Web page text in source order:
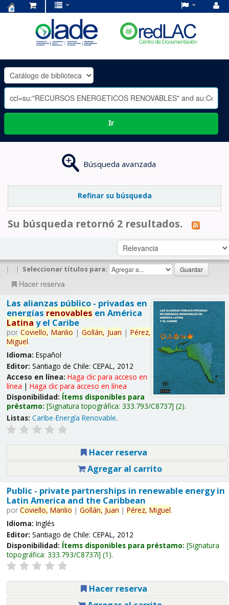
OLADE
-
Ir
Búsqueda avanzada
Refinar su búsqueda
Su búsqueda retornó 2 resultados.
| | Seleccionar títulos para:
Hacer reserva
Las alianzas público - privadas en
energías renovables en América
Latina y el Caribe
por Coviello, Manlio | Gollán, Juan | Pérez,
Miguel.
Idioma: Español
Editor: Santiago de Chile: CEPAL, 2012
Acceso en línea: Haga clic para acceso en
línea | Haga clic para acceso en línea
Disponibilidad: Ítems disponibles para
préstamo: Signatura topográfica: 333.793/C8737 (2).
Listas: Caribe-Energía Renovable.
Hacer reserva
Agregar al carrito
Public - private partnerships in renewable energy in
Latin America and the Caribbean
por Coviello, Manlio | Gollán, Juan | Pérez, Miguel.
Idioma: Inglés
Editor: Santiago de Chile: CEPAL, 2012
Disponibilidad: Ítems disponibles para préstamo: Signatura
topográfica: 333.793/C8737i (1).
Hacer reserva